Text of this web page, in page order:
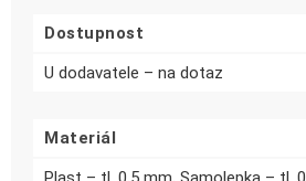
Dostupnost
U dodavatele – na dotaz
Materiál